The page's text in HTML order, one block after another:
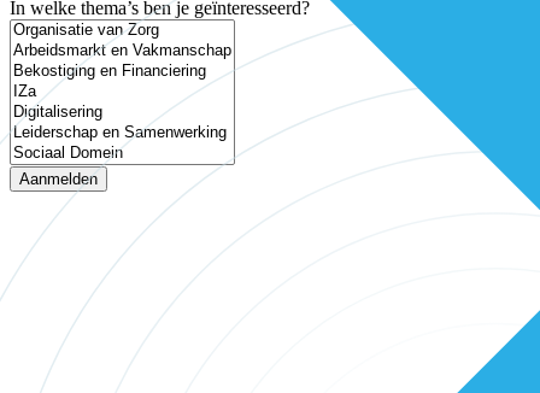
In welke thema’s ben je geïnteresseerd?
Aanmelden